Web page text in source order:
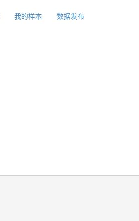
我的样本 数据发布